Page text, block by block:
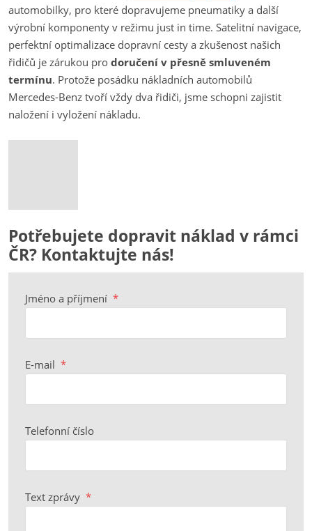
automobilky, pro které dopravujeme pneumatiky a další
výrobní komponenty v režimu just in time. Satelitní navigace,
perfektní optimalizace dopravní cesty a zkušenost našich
řidičů je zárukou pro doručení v přesně smluveném
termínu. Protože posádku nákladních automobilů
Mercedes-Benz tvoří vždy dva řidiči, jsme schopni zajistit
naložení i vyložení nákladu.
Potřebujete dopravit náklad v rámci
ČR? Kontaktujte nás!
Jméno a příjmení *
E-mail *
Telefonní číslo
Text zprávy *